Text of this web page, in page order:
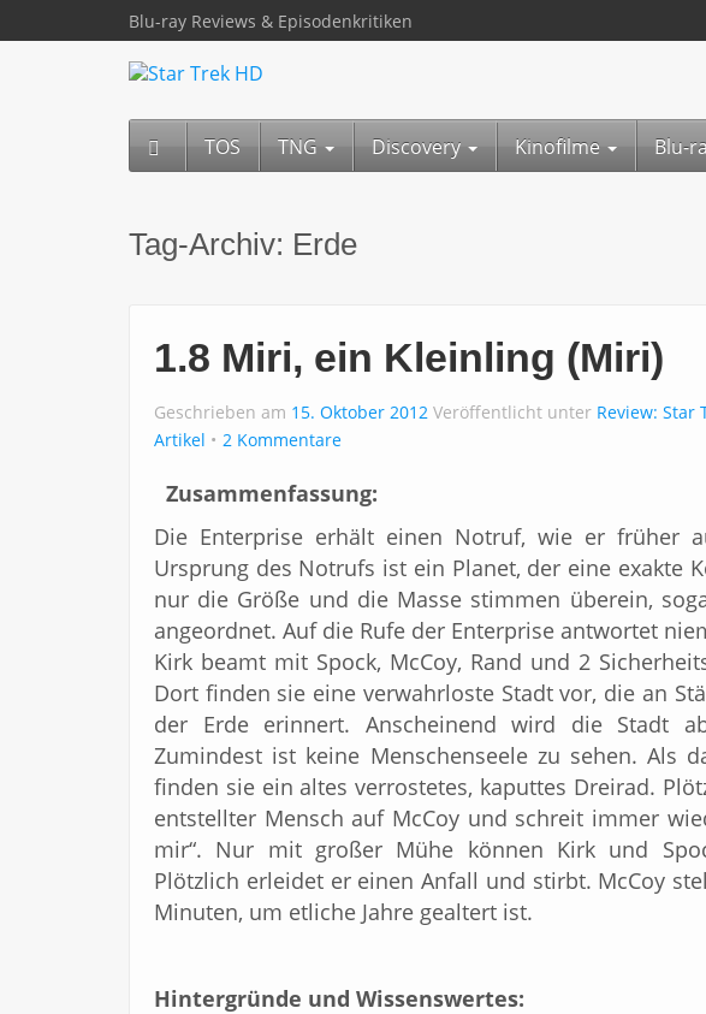
Blu-ray Reviews & Episodenkritiken
TOS TNG Discovery Kinofilme Blu-
Tag-Archiv: Erde
1.8 Miri, ein Kleinling (Miri)
Geschrieben am 15. Oktober 2012 Veröffentlicht unter Review: Star
Artikel
2 Kommentare
Zusammenfassung:
Die Enterprise erhält einen Notruf, wie er früher
Ursprung des Notrufs ist ein Planet, der eine exakte
nur die Größe und die Masse stimmen überein,
angeordnet. Auf die Rufe der Enterprise antwortet
Kirk beamt mit Spock, McCoy, Rand und 2
Dort finden sie eine verwahrloste Stadt vor, die an
der Erde erinnert. Anscheinend wird die Stadt
Zumindest ist keine Menschenseele zu sehen. Als
finden sie ein altes verrostetes, kaputtes Dreirad.
entstellter Mensch auf McCoy und schreit immer
mir“. Nur mit großer Mühe können Kirk und
Plötzlich erleidet er einen Anfall und stirbt. McCoy
Minuten, um etliche Jahre gealtert ist.
Hintergründe und Wissenswertes: